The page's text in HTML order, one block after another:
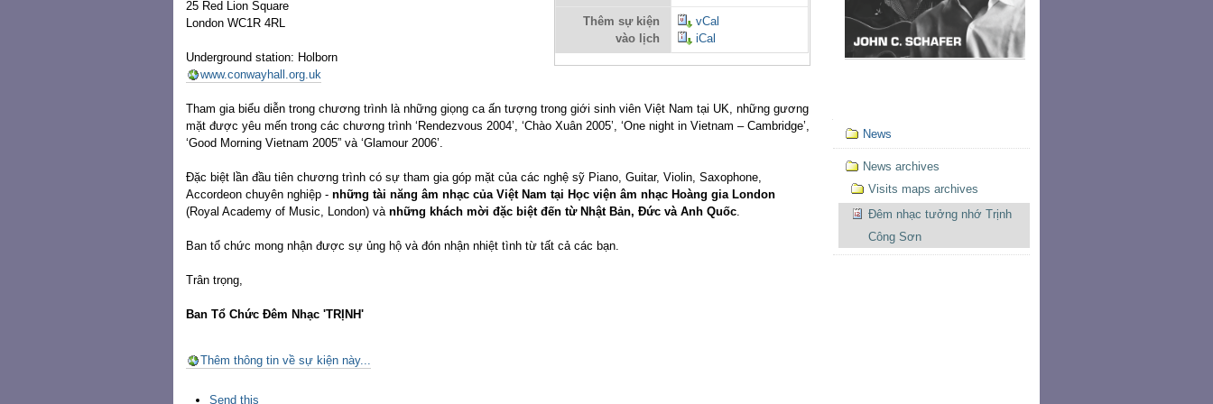
Thêm sự kiện
vào lịch
vCal
iCal
25 Red Lion Square
London WC1R 4RL
Underground station: Holborn
www.conwayhall.org.uk
Tham gia biểu diễn trong chương trình là những giọng ca ấn tượng trong giới sinh viên Việt Nam tại UK, những gương
mặt được yêu mến trong các chương trình ‘Rendezvous 2004’, ‘Chào Xuân 2005’, ‘One night in Vietnam – Cambridge’,
‘Good Morning Vietnam 2005” và ‘Glamour 2006’.
Đặc biệt lần đầu tiên chương trình có sự tham gia góp mặt của các nghệ sỹ Piano, Guitar, Violin, Saxophone,
Accordeon chuyên nghiệp - những tài năng âm nhạc của Việt Nam tại Học viện âm nhạc Hoàng gia London
(Royal Academy of Music, London) và những khách mời đặc biệt đến từ Nhật Bản, Đức và Anh Quốc
Ban tổ chức mong nhận được sự ủng hộ và đón nhận nhiệt tình từ tất cả các bạn.
Trân trọng,
Ban Tổ Chức Đêm Nhạc 'TRỊNH'
Thêm thông tin về sự kiện này...
Send this
Mục
định
hướng
News
News archives
Visits maps archives
Đêm nhạc tưởng nhớ Trịnh
Công Sơn